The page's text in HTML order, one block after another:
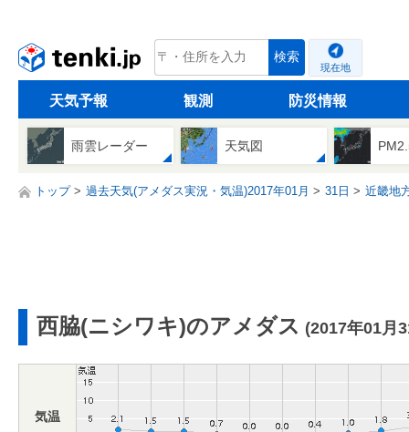
tenki.jp 検索
現在地
天気予報 観測 防災情報
雨雲レーダー 天気図
トップ 過去天気(アメダス実況・気温)2017年01月 31日 近畿地
西脇(ニシワキ)のアメダス (2017年01月
気温